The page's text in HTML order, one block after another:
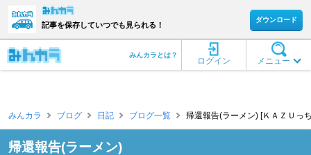
記事を保存していつでも見られる！
ダウンロード
メニュー
ログイン
みんカラとは？
みんカラ ブログ 日記 ブログ一覧 帰還報告(ラーメン) [ＫＡＺＵっ
帰還報告(ラーメン)